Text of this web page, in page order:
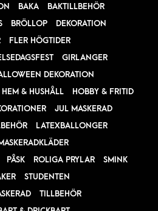
BAKA
BAKTILLBEHÖR
BRÖLLOP
DEKORATION
FLER HÖGTIDER
GIRLANGER
DEKORATION
HEM & HUSHÅLL
HOBBY & FRITID
JUL MASKERAD
LATEXBALLONGER
PÅSK ROLIGA PRYLAR
SMINK
STUDENTEN
TILLBEHÖR